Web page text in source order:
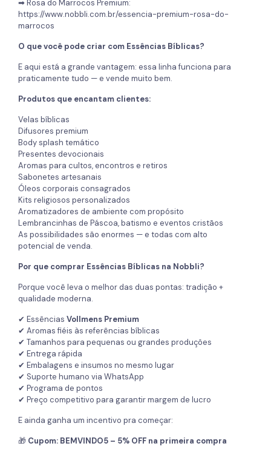
➡ Rosa do Marrocos Premium:
https://www.nobbli.com.br/essencia-premium-rosa-do-
marrocos
O que você pode criar com Essências Bíblicas?
E aqui está a grande vantagem: essa linha funciona para
praticamente tudo — e vende muito bem.
Produtos que encantam clientes:
Velas bíblicas
Difusores premium
Body splash temático
Presentes devocionais
Aromas para cultos, encontros e retiros
Sabonetes artesanais
Óleos corporais consagrados
Kits religiosos personalizados
Aromatizadores de ambiente com propósito
Lembrancinhas de Páscoa, batismo e eventos cristãos
As possibilidades são enormes — e todas com alto
potencial de venda.
Por que comprar Essências Bíblicas na Nobbli?
Porque você leva o melhor das duas pontas: tradição +
qualidade moderna.
✔ Essências Vollmens Premium
✔ Aromas fiéis às referências bíblicas
✔ Tamanhos para pequenas ou grandes produções
✔ Entrega rápida
✔ Embalagens e insumos no mesmo lugar
✔ Suporte humano via WhatsApp
✔ Programa de pontos
✔ Preço competitivo para garantir margem de lucro
E ainda ganha um incentivo pra começar:
🎁 Cupom: BEMVINDO5 – 5% OFF na primeira compra